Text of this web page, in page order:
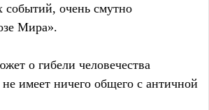
событий, очень смутно
Мира».
о гибели человечества
имеет ничего общего с античной